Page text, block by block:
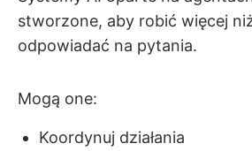
stworzone, aby robić więcej
odpowiadać na pytania.
Mogą one:
Koordynuj działania